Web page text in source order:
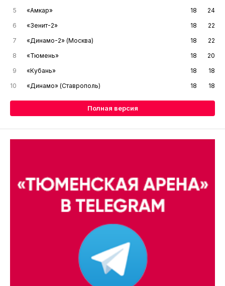
5
«Амкар» 18
24
6
«Зенит-2» 18
22
7
«Динамо-2» (Москва) 18
22
8
«Тюмень» 18
20
9
«Кубань» 18
18
10
«Динамо» (Ставрополь) 18 18
Полная версия